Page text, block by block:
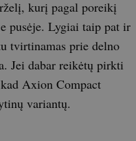
kurį pagal poreikį
pusėje. Lygiai taip pat ir
tvirtinamas prie delno
Jei dabar reikėtų pirkti
Axion Compact
variantų.